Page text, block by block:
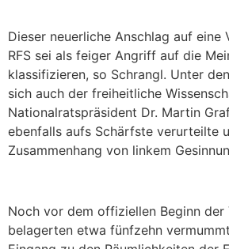
Dieser neuerliche Anschlag auf eine
RFS sei als feiger Angriff auf die
klassifizieren, so Schrangl. Unter
sich auch der freiheitliche
Nationalratspräsident Dr. Martin
ebenfalls aufs Schärfste verurteilte
Zusammenhang von linkem
Noch vor dem offiziellen Beginn der
belagerten etwa fünfzehn